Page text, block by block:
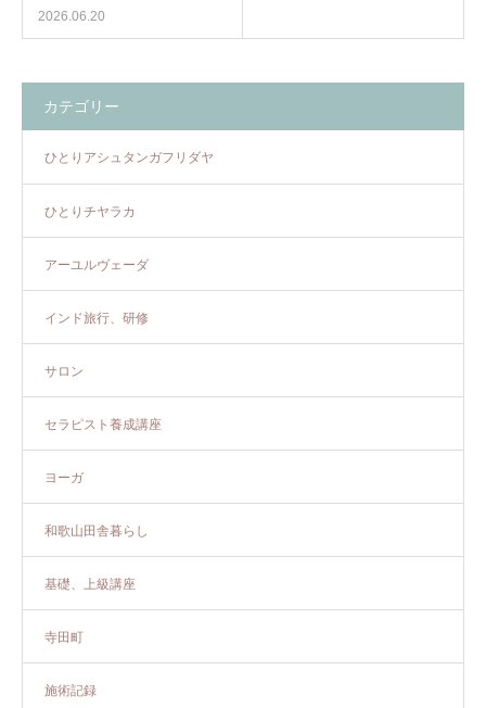
2026.06.20
カテゴリー
ひとりアシュタンガフリダヤ
ひとりチヤラカ
アーユルヴェーダ
インド旅行、研修
サロン
セラピスト養成講座
ヨーガ
和歌山田舎暮らし
基礎、上級講座
寺田町
施術記録